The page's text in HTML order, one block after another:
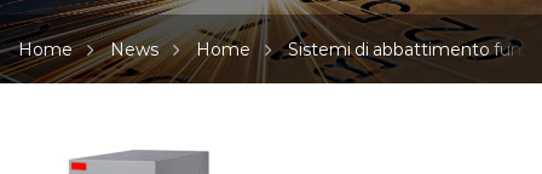
Home News Home Sistemi di abbattimento fumi